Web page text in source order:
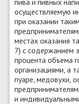
осуществляемую
при оказании
местах оказания
7) с содержанием
процента объема
организациями, а
пуаре, медовухи,
и